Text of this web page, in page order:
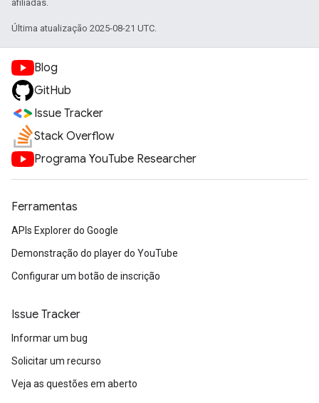
afiliadas.
Última atualização 2025-08-21 UTC.
Blog
GitHub
Issue Tracker
Stack Overflow
Programa YouTube Researcher
Ferramentas
APIs Explorer do Google
Demonstração do player do YouTube
Configurar um botão de inscrição
Issue Tracker
Informar um bug
Solicitar um recurso
Veja as questões em aberto